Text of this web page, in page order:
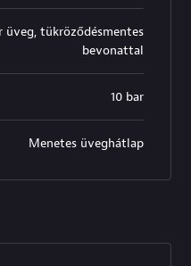
üveg, tükröződésmentes
bevonattal
10 bar
Menetes üveghátlap